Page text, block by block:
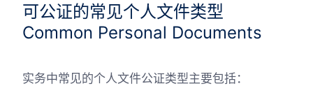
可公证的常见个人文件类型
Common Personal Documents
实务中常见的个人文件公证类型主要包括：